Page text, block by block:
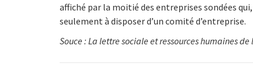
affiché par la moitié des entreprises sondées
seulement à disposer d’un comité d’entreprise.
Souce : La lettre sociale et ressources humaines de